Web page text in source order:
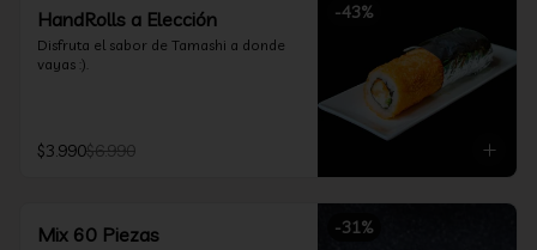
-43%
HandRolls a Elección
Disfruta el sabor de Tamashi a donde
vayas :).
$3.990$6.990
-31%
Mix 60 Piezas